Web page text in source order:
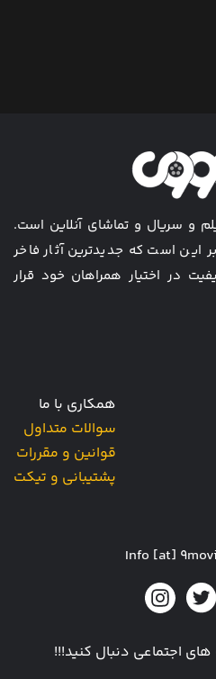
و سریال و تماشای آنلاین است.
این است که جدیدترین آثار فاخر
در اختیار همراهان خود قرار
همکاری با ما
سوالات متداول
قوانین و مقررات
پشتیبانی و تیکت
Info [at]
اجتماعی دنبال کنید!!!